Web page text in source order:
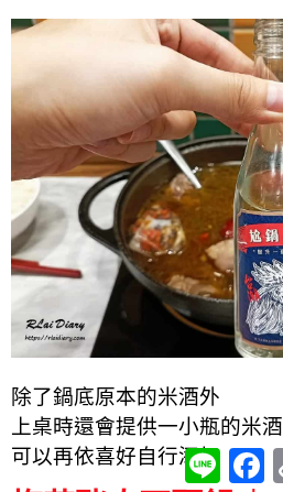
除了鍋底原本的米酒外
上桌時還會提供一小瓶的米酒
可以再依喜好自行添加 L
F